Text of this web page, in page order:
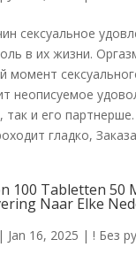
сексуальное
в их жизни.
момент
неописуемое
и его
гладко,
100 Tabletten 50
Naar Elke
| Jan 16, 2025 | ! Без